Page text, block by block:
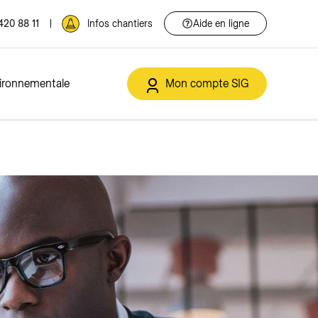
88 11 Infos chantiers Aide en ligne
Espace client
Annoncer un déménagement
Solutions solaires
Autoconsommation collective
Contracting solaire
Soutiens financiers et rétribution
Mon compte SIG